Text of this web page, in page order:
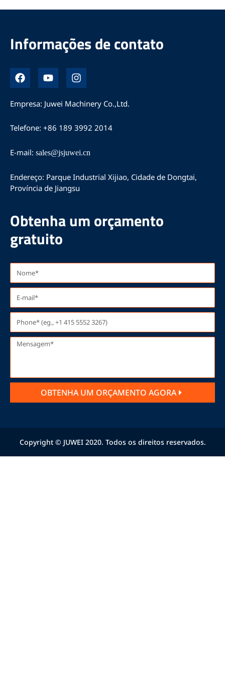
Informações de contato
F
a
c
e
b
o
o
Y
o
u
T
b
e
I
n
s
t
g
r
m
Empresa: Juwei Machinery Co.,Ltd.
Telefone: +86 189 3992 2014
E-mail: sales@jsjuwei.cn
Endereço: Parque Industrial Xijiao, Cidade de Dongtai,
Província de Jiangsu
Obtenha um orçamento
gratuito
OBTENHA UM ORÇAMENTO AGORA
Copyright © JUWEI 2020. Todos os direitos reservados.